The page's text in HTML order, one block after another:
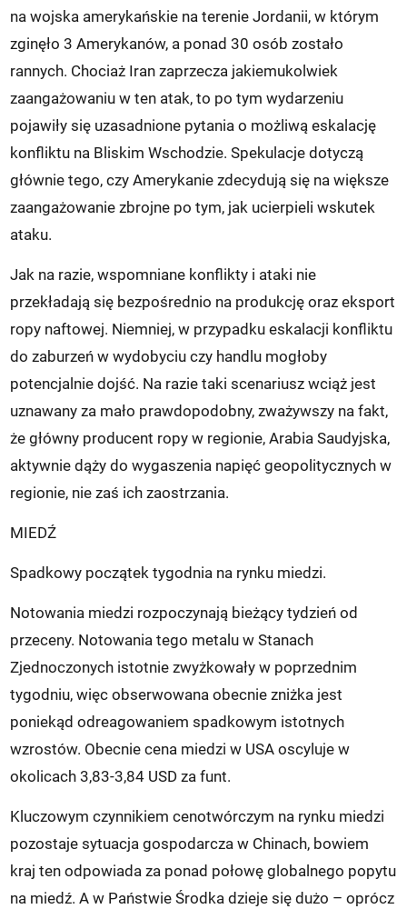
na wojska amerykańskie na terenie Jordanii, w którym
zginęło 3 Amerykanów, a ponad 30 osób zostało
rannych. Chociaż Iran zaprzecza jakiemukolwiek
zaangażowaniu w ten atak, to po tym wydarzeniu
pojawiły się uzasadnione pytania o możliwą eskalację
konfliktu na Bliskim Wschodzie. Spekulacje dotyczą
głównie tego, czy Amerykanie zdecydują się na większe
zaangażowanie zbrojne po tym, jak ucierpieli wskutek
ataku.
Jak na razie, wspomniane konflikty i ataki nie
przekładają się bezpośrednio na produkcję oraz eksport
ropy naftowej. Niemniej, w przypadku eskalacji konfliktu
do zaburzeń w wydobyciu czy handlu mogłoby
potencjalnie dojść. Na razie taki scenariusz wciąż jest
uznawany za mało prawdopodobny, zważywszy na fakt,
że główny producent ropy w regionie, Arabia Saudyjska,
aktywnie dąży do wygaszenia napięć geopolitycznych w
regionie, nie zaś ich zaostrzania.
MIEDŹ
Spadkowy początek tygodnia na rynku miedzi.
Notowania miedzi rozpoczynają bieżący tydzień od
przeceny. Notowania tego metalu w Stanach
Zjednoczonych istotnie zwyżkowały w poprzednim
tygodniu, więc obserwowana obecnie zniżka jest
poniekąd odreagowaniem spadkowym istotnych
wzrostów. Obecnie cena miedzi w USA oscyluje w
okolicach 3,83-3,84 USD za funt.
Kluczowym czynnikiem cenotwórczym na rynku miedzi
pozostaje sytuacja gospodarcza w Chinach, bowiem
kraj ten odpowiada za ponad połowę globalnego popytu
na miedź. A w Państwie Środka dzieje się dużo – oprócz